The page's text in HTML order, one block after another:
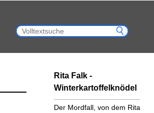
Rita Falk -
Winterkartoffelknödel
Der Mordfall, von dem Rita